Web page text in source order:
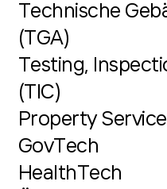
Technische
(TGA)
Testing,
(TIC)
Property
GovTech
HealthTech